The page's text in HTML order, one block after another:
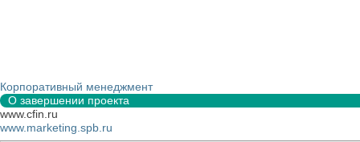
Корпоративный менеджмент
О завершении проекта
www.cfin.ru
www.marketing.spb.ru